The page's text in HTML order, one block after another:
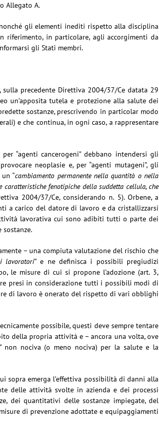
Allegato A.
gli elementi inediti rispetto alla disciplina
riferimento, in particolare, agli accorgimenti da
gli Stati membri.
precedente Direttiva 2004/37/Ce datata 29
un’apposita tutela e protezione alla salute dei
sostanze, prescrivendo in particolar modo
e che continua, in ogni caso, a rappresentare
“agenti cancerogeni” debbano intendersi gli
neoplasie e, per “agenti mutageni”, gli
“cambiamento permanente nella quantità o nella
fenotipiche della suddetta cellula, che
2004/37/Ce, considerando n. 5). Orbene, a
a carico del datore di lavoro e da cristallizzarsi
lavorativa cui sono adibiti tutti o parte dei
sostanze.
– una compiuta valutazione del rischio che
lavoratori” e ne definisca i possibili pregiudizi
le misure di cui si propone l’adozione (art. 3,
presi in considerazione tutti i possibili modi di
di lavoro è onerato del rispetto di vari obblighi
possibile, questi deve sempre tentare
della propria attività e – ancora una volta, ove
non nociva (o meno nociva) per la salute e la
sopra emerga l’effettiva possibilità di danni alla
delle attività svolte in azienda e dei processi
dei quantitativi delle sostanze impiegate, del
di prevenzione adottate e equipaggiamenti